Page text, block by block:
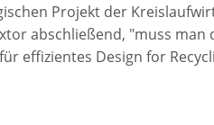
Projekt der
abschließend, "muss man
effizientes Design for